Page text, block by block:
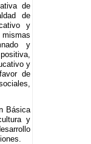
de
de
y
y
y
de
Básica
y